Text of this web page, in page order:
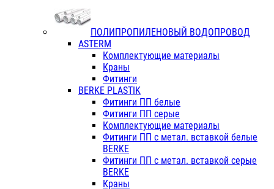
ПОЛИПРОПИЛЕНОВЫЙ ВОДОПРОВОД
ASTERM
Комплектующие материалы
Краны
Фитинги
BERKE PLASTIK
Фитинги ПП белые
Фитинги ПП серые
Комплектующие материалы
Фитинги ПП с метал. вставкой белые
BERKE
Фитинги ПП с метал. вставкой серые
BERKE
Краны